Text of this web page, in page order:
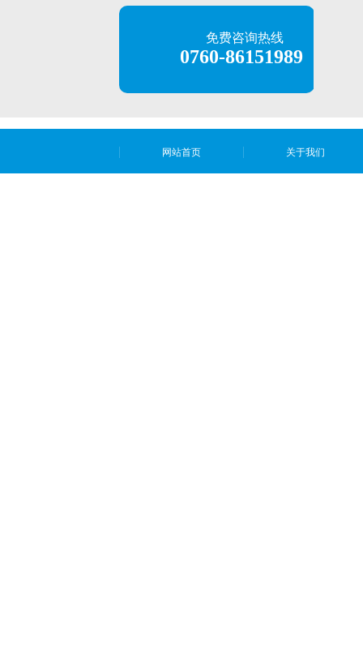
免费咨询热线
0760-86151989
网站首页 关于我们